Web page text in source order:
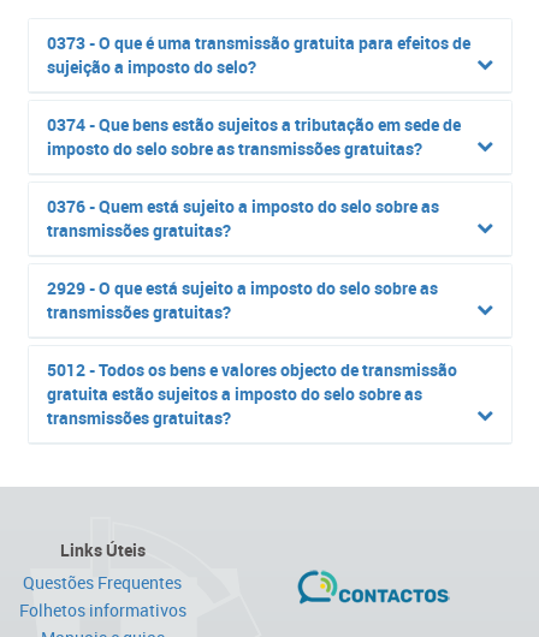
0373 - O que é uma transmissão gratuita para efeitos de
sujeição a imposto do selo?
0374 - Que bens estão sujeitos a tributação em sede de
imposto do selo sobre as transmissões gratuitas?
0376 - Quem está sujeito a imposto do selo sobre as
transmissões gratuitas?
2929 - O que está sujeito a imposto do selo sobre as
transmissões gratuitas?
5012 - Todos os bens e valores objecto de transmissão
gratuita estão sujeitos a imposto do selo sobre as
transmissões gratuitas?
Links Úteis
Questões Frequentes
Folhetos informativos